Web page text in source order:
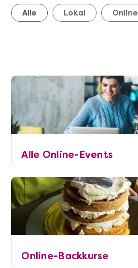
Alle Lokal Online
Alle Online-Events
Online-Backkurse